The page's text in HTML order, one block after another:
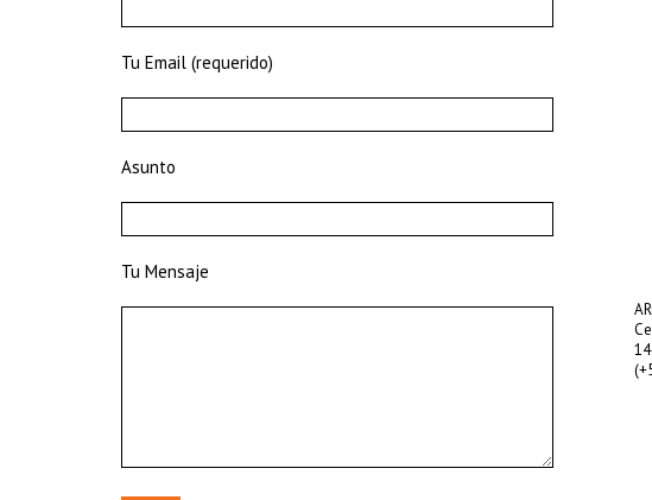
Tu Email (requerido)
Asunto
Tu Mensaje